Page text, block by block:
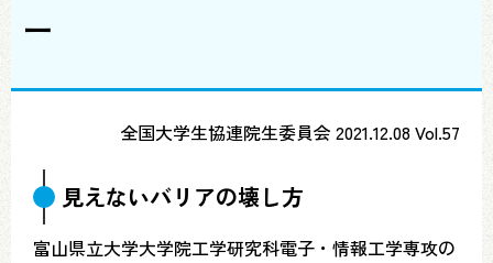
ー
全国大学生協連院生委員会 2021.12.08 Vol.57
見えないバリアの壊し方
富山県立大学大学院工学研究科電子・情報工学専攻の